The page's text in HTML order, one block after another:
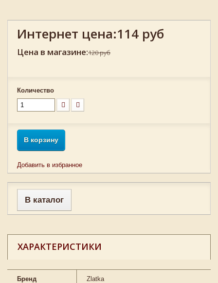
Интернет цена:114 руб
Цена в магазине:120 руб
Количество
В корзину
Добавить в избранное
В каталог
ХАРАКТЕРИСТИКИ
Бренд Zlatka